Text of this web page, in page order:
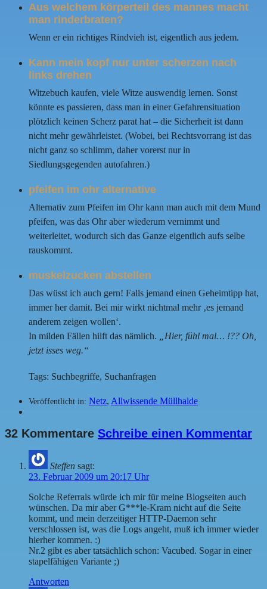
Aus welchem körperteil des mannes macht
man rinderbraten?
Wenn er ein richtiges Rindvieh ist, eigentlich aus jedem.
Kann mein kopf nur unter scherzen nach
links drehen
Witzebuch kaufen, viele Witze auswendig lernen. Sonst
könnte es passieren, dass man in einer Gefahrensituation
plötzlich keinen Scherz parat hat – die Sicherheit ist dann
nicht mehr gewährleistet. (Wobei, bei Rechtsvorrang ist das
nicht ganz so schlimm, daher vorerst nur in
Siedlungsgegenden autofahren.)
pfeifen im ohr alternative
Alternativ zum Pfeifen im Ohr kann man auch mit dem Mund
pfeifen, was das Ohr aber wiederum vernimmt und
weiterleitet, wodurch sich das Ganze eigentlich aufs selbe
rauskommt.
muskelzucken abstellen
Das wüsst ich auch gern! Falls jemand einen Geheimtipp hat,
immer her damit. Bei mir wirkt nichtmal mehr ‚es jemand
anderem zeigen wollen‘.
In milden Fällen hilft das nämlich.
„Hier, fühl mal… !?? Oh,
jetzt isses weg.“
Tags: Suchbegriffe, Suchanfragen
Veröffentlicht in: Netz, Allwissende Müllhalde
32 Kommentare Schreibe einen Kommentar
Steffen sagt:
23. Februar 2009 um 20:17 Uhr
Solche Referrals würde ich mir für meine Blogseiten auch
wünschen. Da mir aber G***le-Kram nicht auf die Seite
kommt, und mein derzeitiger HTTP-Daemon sehr
verschlossen ist, was die Logs angeht, muß ich immer wieder
hierher kommen. :)
Nr.2 gibt es aber tatsächlich schon: Vacubed. Sogar in einer
stapelfähigen Variante ;)
Antworten